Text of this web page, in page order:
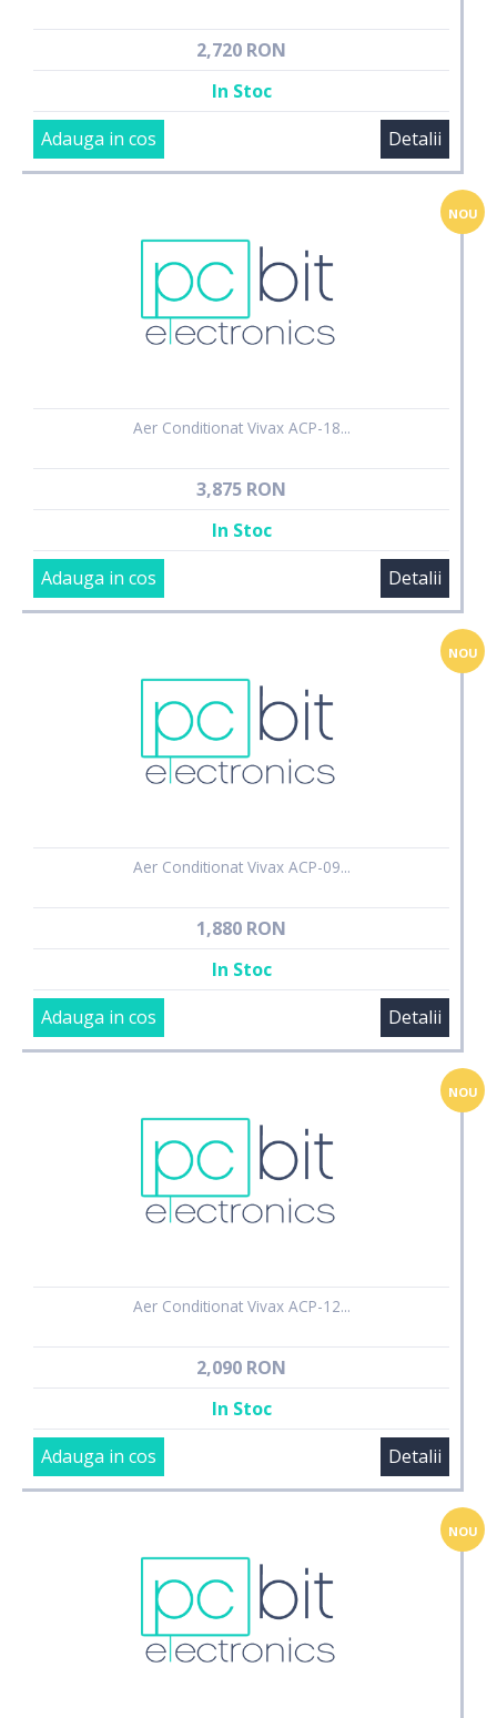
2,720 RON
In Stoc
Adauga in cos
Detalii
NOU
Aer Conditionat Vivax ACP-18...
3,875 RON
In Stoc
Adauga in cos
Detalii
NOU
Aer Conditionat Vivax ACP-09...
1,880 RON
In Stoc
Adauga in cos
Detalii
NOU
Aer Conditionat Vivax ACP-12...
2,090 RON
In Stoc
Adauga in cos
Detalii
NOU